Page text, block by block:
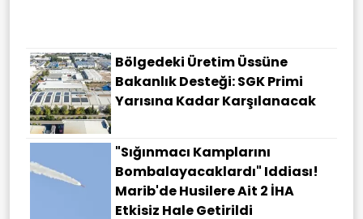
Bölgedeki Üretim Üssüne
Bakanlık Desteği: SGK Primi
Yarısına Kadar Karşılanacak
"Sığınmacı Kamplarını
Bombalayacaklardı" Iddiası!
Marib'de Husilere Ait 2 İHA
Etkisiz Hale Getirildi